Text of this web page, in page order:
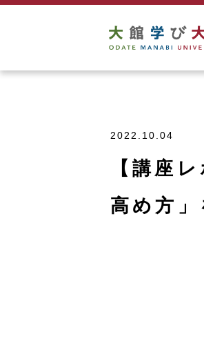
2022.10.04
【講座
高め方